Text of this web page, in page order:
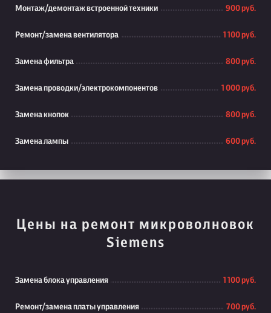
Монтаж/демонтаж встроенной техники 900 руб.
Ремонт/замена вентилятора 1 100 руб.
Замена фильтра 800 руб.
Замена проводки/электрокомпонентов 1 000 руб.
Замена кнопок 800 руб.
Замена лампы 600 руб.
Цены на ремонт микроволновок
Siemens
Замена блока управления 1 100 руб.
Ремонт/замена платы управления 700 руб.